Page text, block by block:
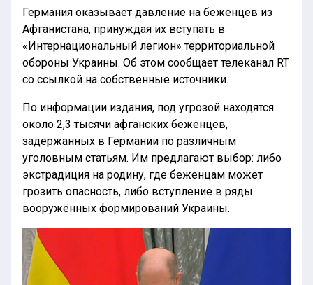
Германия оказывает давление на беженцев из
Афганистана, принуждая их вступать в
«Интернациональный легион» территориальной
обороны Украины. Об этом сообщает телеканал RT
со ссылкой на собственные источники.
По информации издания, под угрозой находятся
около 2,3 тысячи афганских беженцев,
задержанных в Германии по различным
уголовным статьям. Им предлагают выбор: либо
экстрадиция на родину, где беженцам может
грозить опасность, либо вступление в ряды
вооружённых формирований Украины.